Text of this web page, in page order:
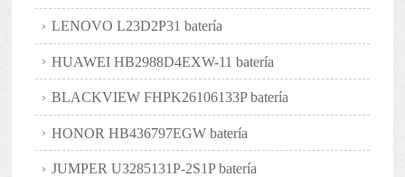
LENOVO L23D2P31 batería
HUAWEI HB2988D4EXW-11 batería
BLACKVIEW FHPK26106133P batería
HONOR HB436797EGW batería
JUMPER U3285131P-2S1P batería